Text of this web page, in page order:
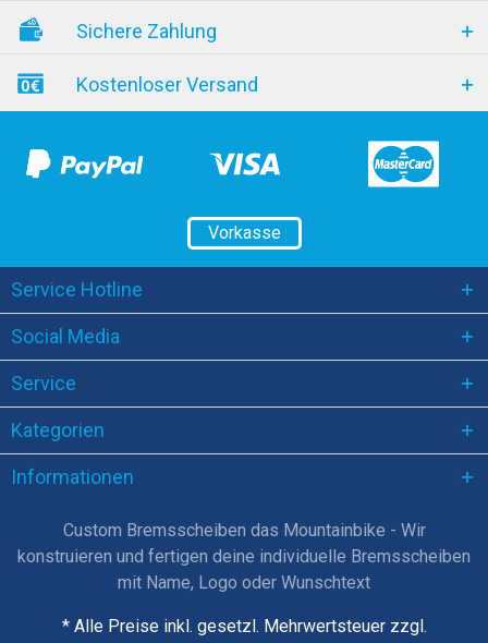
Sichere Zahlung
Kostenloser Versand
Vorkasse
Service Hotline
Social Media
Service
Kategorien
Informationen
Custom Bremsscheiben das Mountainbike - Wir
konstruieren und fertigen deine individuelle Bremsscheiben
mit Name, Logo oder Wunschtext
* Alle Preise inkl. gesetzl. Mehrwertsteuer zzgl.